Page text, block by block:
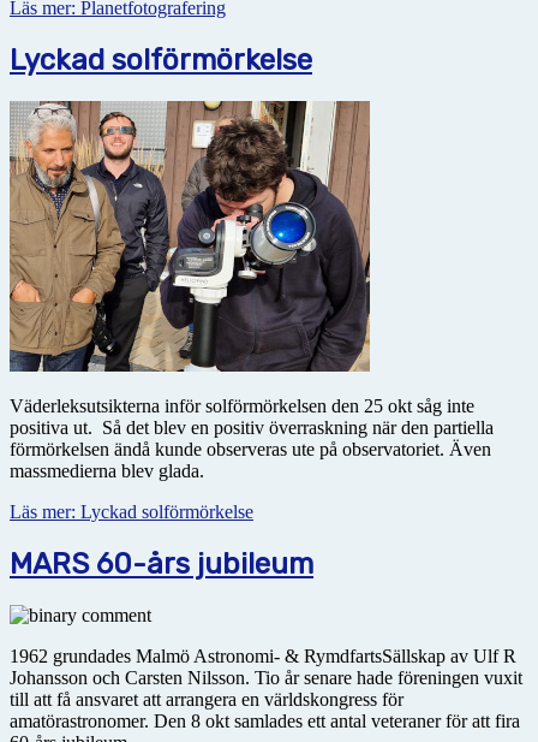
Läs mer: Planetfotografering
Lyckad solförmörkelse
Väderleksutsikterna inför solförmörkelsen den 25 okt såg inte
positiva ut. Så det blev en positiv över­raskning när den partiella
förmörkelsen ändå kunde observeras ute på observatoriet. Även
massmedierna blev glada.
Läs mer: Lyckad solförmörkelse
MARS 60-års jubileum
1962 grundades Malmö Astronomi- & RymdfartsSällskap av Ulf R
Johansson och Carsten Nilsson. Tio år senare hade föreningen vuxit
till att få ansvaret att arrangera en världskongress för
amatörastronomer. Den 8 okt samlades ett antal veteraner för att fira